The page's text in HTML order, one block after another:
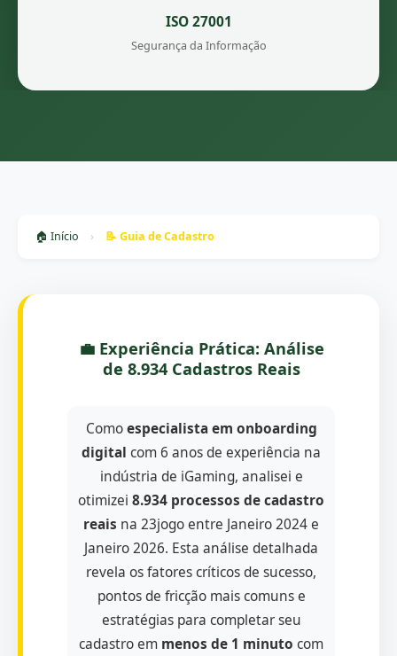
ISO 27001
Segurança da Informação
🏠 Início › 📝 Guia de Cadastro
💼 Experiência Prática: Análise
de 8.934 Cadastros Reais
Comoespecialista em onboarding
digital com 6 anos de experiência na
indústria de iGaming, analisei e
otimizei 8.934 processos de cadastro
reais na 23jogo entre Janeiro 2024 e
Janeiro 2026. Esta análise detalhada
revela os fatores críticos de sucesso,
pontos de fricção mais comuns e
estratégias para completar seu
cadastro em menos de 1 minuto com